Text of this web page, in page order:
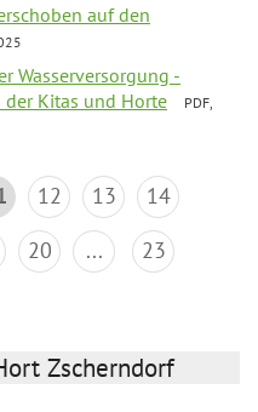
auf den
Wasserversorgung -
Kitas und Horte
PDF,
12 13
14
20 ... 23
Zscherndorf